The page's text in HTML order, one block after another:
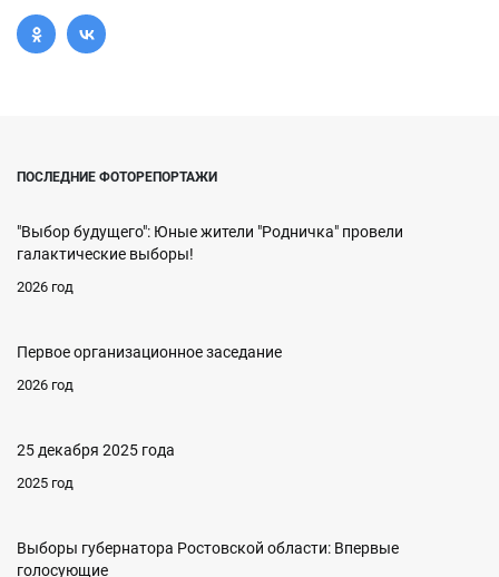
ПОСЛЕДНИЕ ФОТОРЕПОРТАЖИ
"Выбор будущего": Юные жители "Родничка" провели
галактические выборы!
2026 год
Первое организационное заседание
2026 год
25 декабря 2025 года
2025 год
Выборы губернатора Ростовской области: Впервые
голосующие